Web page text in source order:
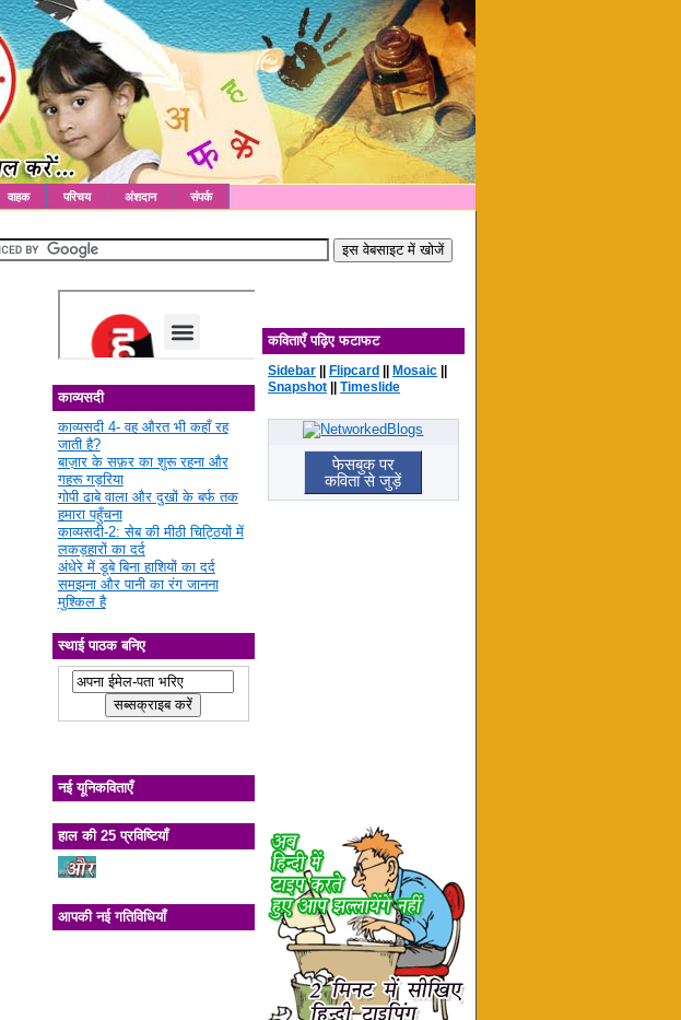
वाहक परिचय अंशदान संपर्क
काव्यसदी
काव्यसदी 4- वह औरत भी कहाँ रह
जाती है?
बाज़ार के सफ़र का शुरू रहना और
गहरू गड़रिया
गोपी ढाबे वाला और दुखों के बर्फ तक
हमारा पहुँचना
काव्यसदी-2: सेब की मीठी चिट्ठियों में
लकड़हारों का दर्द
अंधेरे में डूबे बिना हाशियों का दर्द
समझना और पानी का रंग जानना
मुश्किल है
स्थाई पाठक बनिए
नई यूनिकविताएँ
हाल की 25 प्रविष्टियाँ
आपकी नई गतिविधियाँ
कविताएँ पढ़िए फटाफट
Sidebar ||Flipcard ||Mosaic ||
Snapshot ||Timeslide
फेसबुक पर
कविता से जुड़ें